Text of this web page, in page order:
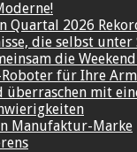
Quartal 2026
die selbst
die
für Ihre
überraschen mit
Manufaktur-Marke